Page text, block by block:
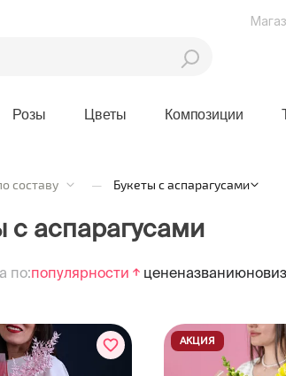
Розы Цветы Композиции
составу — Букеты с аспарагусами
с аспарагусами
по:популярности цененазванию
АКЦИЯ